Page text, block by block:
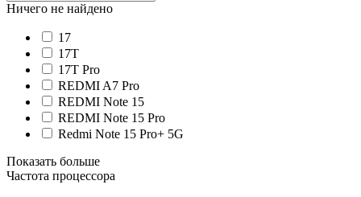
Ничего не найдено
17
17T
17T Pro
REDMI A7 Pro
REDMI Note 15
REDMI Note 15 Pro
Redmi Note 15 Pro+ 5G
Показать больше
Частота процессора